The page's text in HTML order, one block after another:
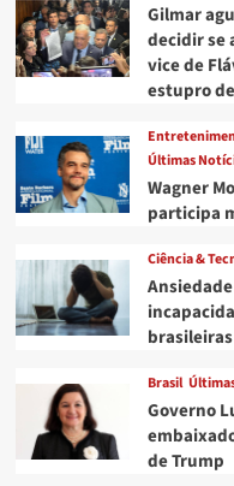
Gilmar
decidir se
vice de
estupro
Últimas
Wagner
participa
Ciência &
brasileiras
Brasil
Governo
de Trump